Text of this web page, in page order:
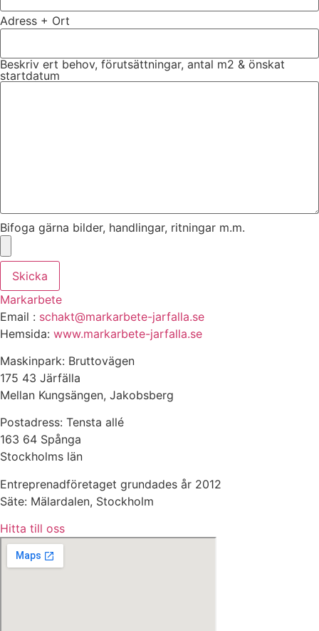
Adress + Ort
Beskriv ert behov, förutsättningar, antal m2 & önskat
startdatum
Bifoga gärna bilder, handlingar, ritningar m.m.
Skicka
Markarbete
Email : schakt@markarbete-jarfalla.se
Hemsida: www.markarbete-jarfalla.se
Maskinpark: Bruttovägen
175 43 Järfälla
Mellan Kungsängen, Jakobsberg
Postadress: Tensta allé
163 64 Spånga
Stockholms län
Entreprenadföretaget grundades år 2012
Säte: Mälardalen, Stockholm
Hitta till oss